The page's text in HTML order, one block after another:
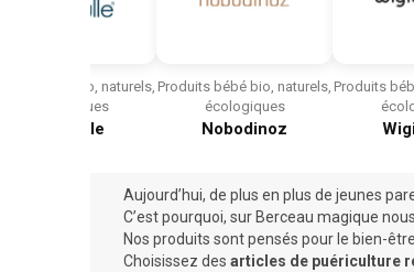
bébé bio, naturels,
écologiques
NéoBulle
Produits bébé bio, naturels,
écologiques
Nobodinoz
Produits
Aujourd’hui, de plus en plus de jeunes
C’est pourquoi, sur Berceau magique
Nos produits sont pensés pour le bien-
Choisissez des articles de puériculture